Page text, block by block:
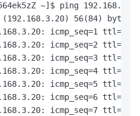
~]$ ping 192.168.3.20
(192.168.3.20) 56(84) bytes
icmp_seq=1 ttl=60
icmp_seq=2 ttl=60
icmp_seq=3 ttl=60
icmp_seq=4 ttl=60
icmp_seq=5 ttl=60
icmp_seq=6 ttl=60
icmp_seq=7 ttl=60